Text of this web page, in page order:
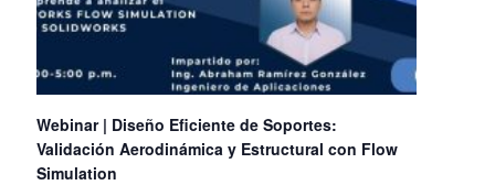
Webinar | Diseño Eficiente de Soportes:
Validación Aerodinámica y Estructural con Flow
Simulation